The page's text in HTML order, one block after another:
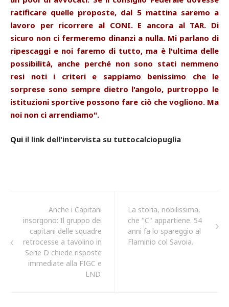
ratificare quelle proposte, dal 5 mattina saremo a
lavoro per ricorrere al CONI. E ancora al TAR. Di
sicuro non ci fermeremo dinanzi a nulla. Mi parlano di
ripescaggi e noi faremo di tutto, ma è l'ultima delle
possibilità, anche perché non sono stati nemmeno
resi noti i criteri e sappiamo benissimo che le
sorprese sono sempre dietro l'angolo, purtroppo le
istituzioni sportive possono fare ciò che vogliono. Ma
noi non ci arrendiamo".
Qui il link dell'intervista su tuttocalciopuglia
Anche i Capitani
insorgono: Il gruppo dei
capitani delle squadre
retrocesse a tavolino in
Serie D chiede risposte
immediate alla FIGC e
LND.
La storia, nobilissima,
che "C" appartiene. 54
anni fa lo spareggio al
Flaminio col Savoia.